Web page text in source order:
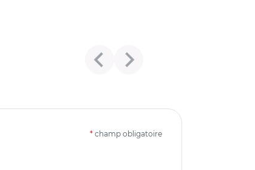
* champ obligatoire